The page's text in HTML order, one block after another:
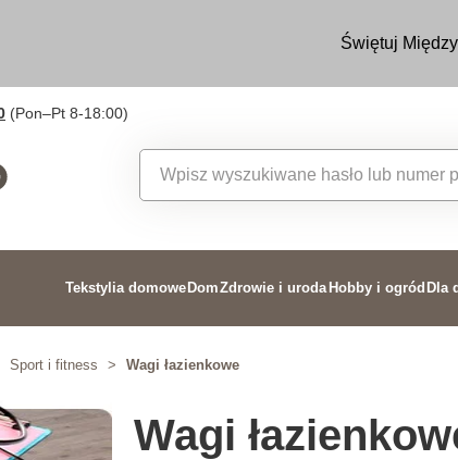
Świętuj
(Pon–Pt 8-18:00)
Tekstylia domowe DomZdrowie i uroda Hobby i ogród Dla
Sport i fitness > Wagi łazienkowe
Wagi